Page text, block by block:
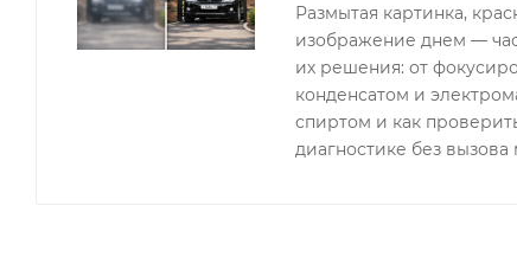
Размытая картинка,
изображение днем —
их решения: от
конденсатом и
спиртом и как
диагностике без вызова